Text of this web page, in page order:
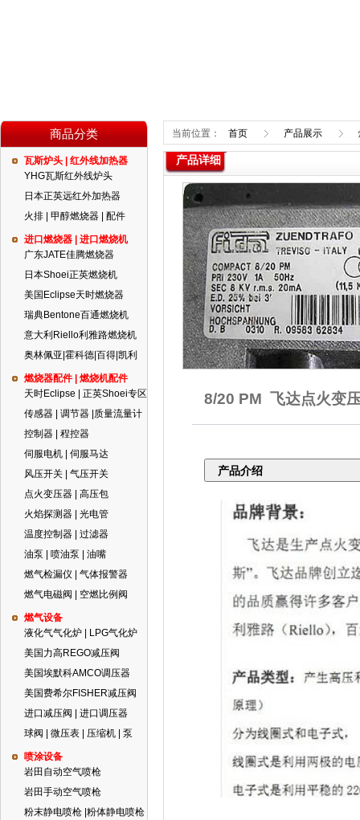
商品分类
瓦斯炉头 | 红外线加热器
YHG瓦斯红外线炉头
日本正英远红外加热器
火排 | 甲醇燃烧器 | 配件
进口燃烧器 | 进口燃烧机
广东JATE佳腾燃烧器
日本Shoei正英燃烧机
美国Eclipse天时燃烧器
瑞典Bentone百通燃烧机
意大利Riello利雅路燃烧机
奥林佩亚|霍科德|百得|凯利
燃烧器配件 | 燃烧机配件
天时Eclipse | 正英Shoei专区
传感器 | 调节器 |质量流量计
控制器 | 程控器
伺服电机 | 伺服马达
风压开关 | 气压开关
点火变压器 | 高压包
火焰探测器 | 光电管
温度控制器 | 过滤器
油泵 | 喷油泵 | 油嘴
燃气检漏仪 | 气体报警器
燃气电磁阀 | 空燃比例阀
燃气设备
液化气气化炉 | LPG气化炉
美国力高REGO减压阀
美国埃默科AMCO调压器
美国费希尔FISHER减压阀
进口减压阀 | 进口调压器
球阀 | 微压表 | 压缩机 | 泵
喷涂设备
岩田自动空气喷枪
岩田手动空气喷枪
粉末静电喷枪 |粉体静电喷枪
当前位置： 首页 产品展示
产品详细
8/20 PM 飞达点火变
产品介绍